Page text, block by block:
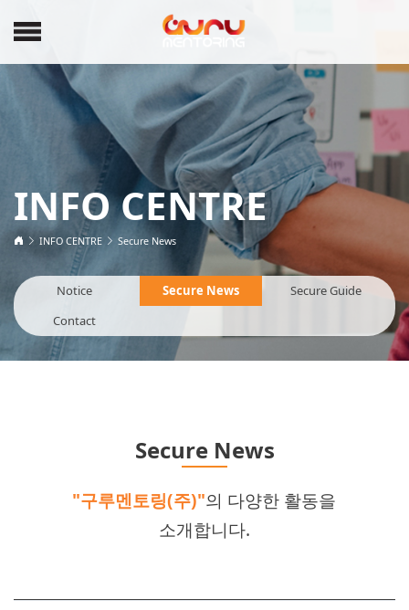
INFO CENTRE
INFO CENTRE Secure News
Notice Secure News
Secure Guide
Contact
Secure News
"구루멘토링(주)"의 다양한 활동을
소개합니다.